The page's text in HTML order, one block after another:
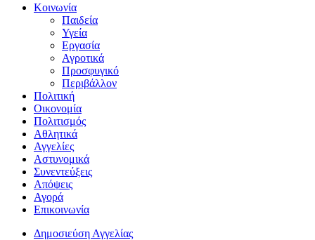
Κοινωνία
Παιδεία
Υγεία
Εργασία
Αγροτικά
Προσφυγικό
Περιβάλλον
Πολιτική
Οικονομία
Πολιτισμός
Αθλητικά
Αγγελίες
Αστυνομικά
Συνεντεύξεις
Απόψεις
Αγορά
Επικοινωνία
Δημοσιεύση Αγγελίας